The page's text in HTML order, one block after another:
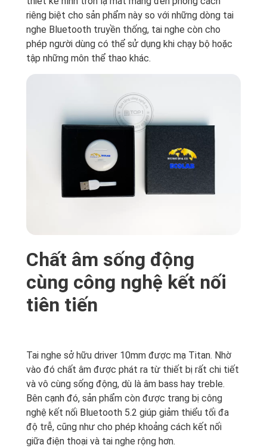
riêng biệt cho sản phẩm này so với những dòng tai
nghe Bluetooth truyền thống, tai nghe còn cho
phép người dùng có thể sử dụng khi chạy bộ hoặc
tập những môn thể thao khác.
Chất âm sống động
cùng công nghệ kết nối
tiên tiến
Tai nghe sở hữu driver 10mm được mạ Titan. Nhờ
vào đó chất âm được phát ra từ thiết bị rất chi tiết
và vô cùng sống động, dù là âm bass hay treble.
Bên cạnh đó, sản phẩm còn được trang bị công
nghệ kết nối Bluetooth 5.2 giúp giảm thiểu tối đa
độ trễ, cũng như cho phép khoảng cách kết nối
giữa điện thoại và tai nghe rộng hơn.